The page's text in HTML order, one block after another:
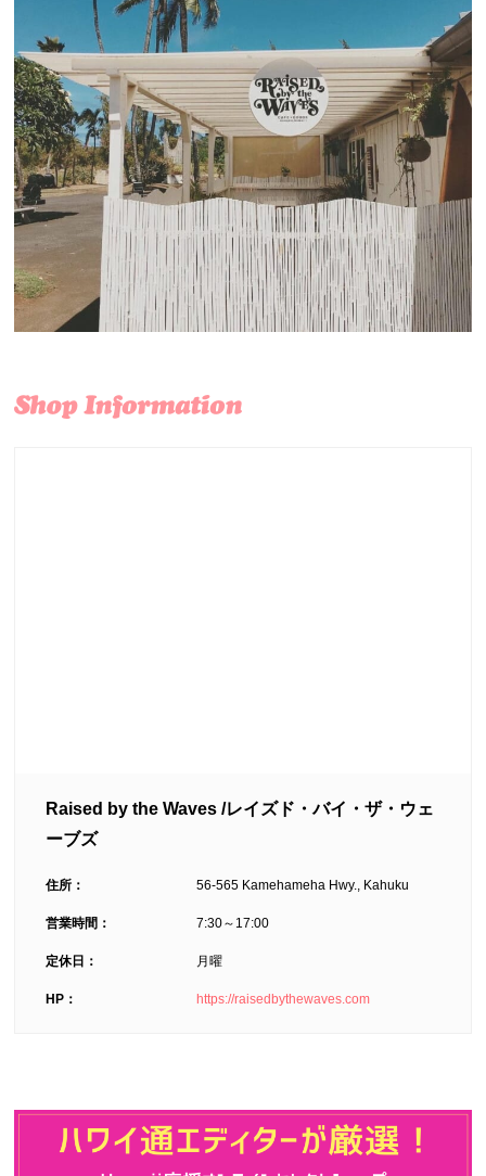
Raised by the Waves /レイズド・バイ・ザ・ウェ
ーブズ
住所： 56-565 Kamehameha Hwy., Kahuku
営業時間： 7:30～17:00
定休日： 月曜
HP： https://raisedbythewaves.com